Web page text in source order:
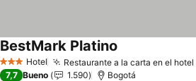
3 Estrellas
Hotel Restaurante a la carta en el hotel
BestMark Platino
7,7 Bueno 1.590 Bogotá